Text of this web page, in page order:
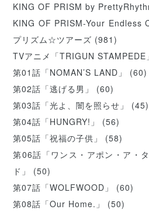
KING OF PRISM by
KING OF PRISM-Your Endless
プリズム☆ツアーズ (981)
TVアニメ「TRIGUN STAMPEDE」
第01話「NOMAN’S LAND」
(60)
第02話「逃げる男」
(60)
第03話「光よ、闇を照らせ」
(45)
第04話「HUNGRY!」
(56)
第05話「祝福の子供」
(58)
第06話「ワンス・アポン・ア・
ド」
(50)
第07話「WOLFWOOD」
(60)
第08話「Our Home.」
(50)